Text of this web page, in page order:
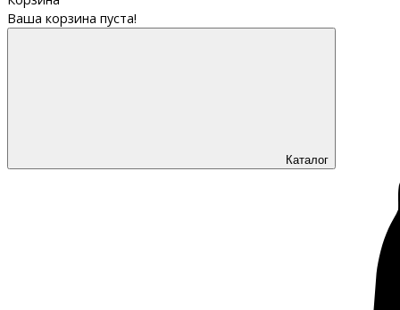
Ваша корзина пуста!
Каталог